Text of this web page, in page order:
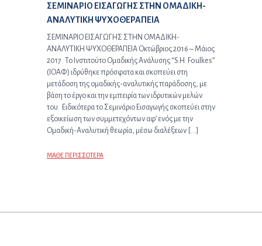
Προηγούμενο άρθρο:
ΣΕΜΙΝΑΡΙΟ ΕΙΣΑΓΩΓΗΣ ΣΤΗΝ ΟΜΑΔΙΚΗ-
ΑΝΑΛΥΤΙΚΗ ΨΥΧΟΘΕΡΑΠΕΙΑ
ΣΕΜΙΝΑΡΙΟ ΕΙΣΑΓΩΓΗΣ ΣΤΗΝ ΟΜΑΔΙΚΗ-
ΑΝΑΛΥΤΙΚΗ ΨΥΧΟΘΕΡΑΠΕΙΑ Οκτώβριος 2016 – Μάιος
2017 Το Ινστιτούτο Ομαδικής Ανάλυσης “S.H. Foulkes”
(ΙΟΑΦ) ιδρύθηκε πρόσφατα και σκοπεύει στη
μετάδοση της ομαδικής-αναλυτικής παράδοσης, με
βάση το έργο και την εμπειρία των ιδρυτικών μελών
του. Ειδικότερα το Σεμινάριο Εισαγωγής σκοπεύει στην
εξοικείωση των συμμετεχόντων αφ’ ενός με την
Ομαδική-Αναλυτική θεωρία, μέσω διαλέξεων […]
ΜΑΘΕ ΠΕΡΙΣΣΟΤΕΡΑ